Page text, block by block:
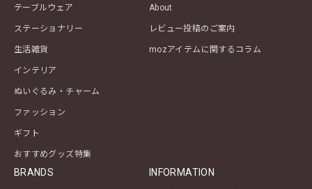
テーブルウェア
ステーショナリー
生活雑貨
インテリア
ぬいぐるみ・チャーム
ファッション
ギフト
おすすめグッズ特集
About
レビュー投稿のご案内
mozアイテムに関するコラム
BRANDS INFORMATION